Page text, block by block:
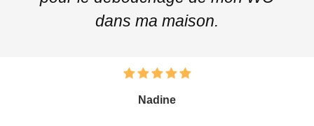
dans ma maison.
Nadine